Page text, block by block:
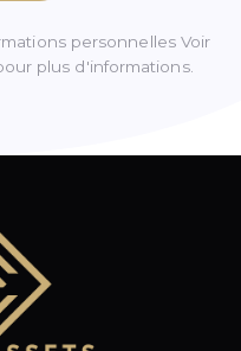
personnelles Voir
plus d'informations.